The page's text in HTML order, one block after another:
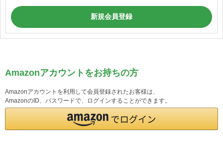
Amazonアカウントをお持ちの方
Amazonアカウントを利用して会員登録されたお客様は、
AmazonのID、パスワードで、ログインすることができます。